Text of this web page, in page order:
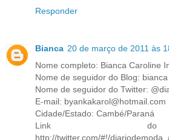
Responder
Bianca 20 de março de 2011 às
Nome completo: Bianca Caroline
Nome de seguidor do Blog: bianca
Nome de seguidor do Twitter:
E-mail: byankakarol@hotmail.com
Cidade/Estado: Cambé/Paraná
Link
http://twitter.com/#!/